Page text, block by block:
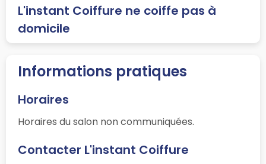
L'instant Coiffure ne coiffe pas à
domicile
Informations pratiques
Horaires
Horaires du salon non communiquées.
Contacter L'instant Coiffure